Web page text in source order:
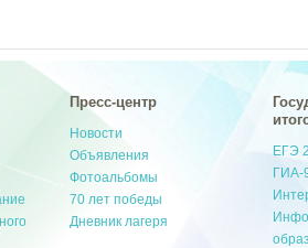
Пресс-центр
Новости
Объявления
Фотоальбомы
70 лет победы
Дневник лагеря
ЕГЭ
ГИА-